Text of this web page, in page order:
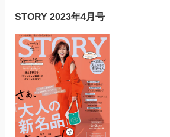
STORY 2023年4月号